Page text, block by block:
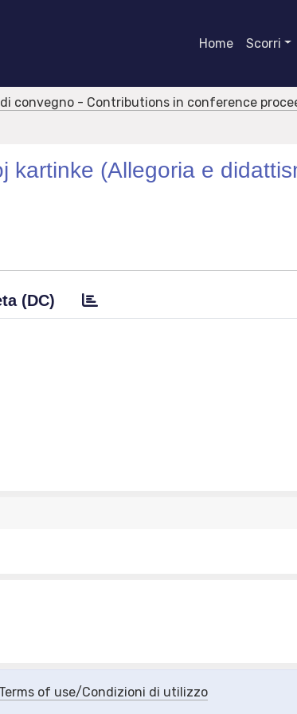
Home Scorri
convegno - Contributions in conference
kartinke (Allegoria e
(DC)
Terms of use/Condizioni di utilizzo